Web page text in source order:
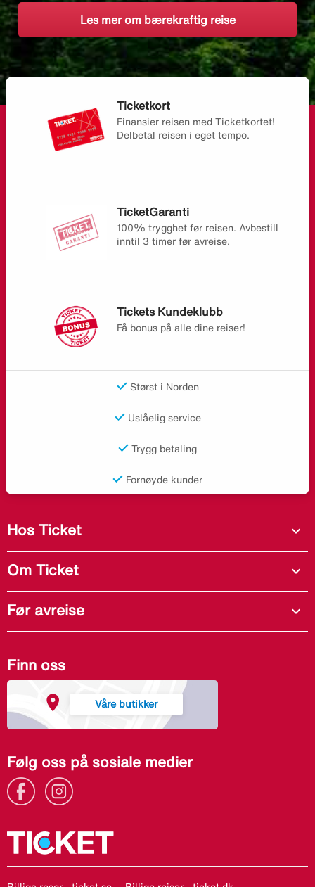
Les mer om bærekraftig reise
Ticketkort
Finansier reisen med Ticketkortet!
Delbetal reisen i eget tempo.
TicketGaranti
100% trygghet før reisen. Avbestill
inntil 3 timer før avreise.
Tickets Kundeklubb
Få bonus på alle dine reiser!
Størst i Norden
Uslåelig service
Trygg betaling
Fornøyde kunder
Hos Ticket expand_more
Om Ticket expand_more
Før avreise expand_more
Finn oss
Våre butikker
Følg oss på sosiale medier